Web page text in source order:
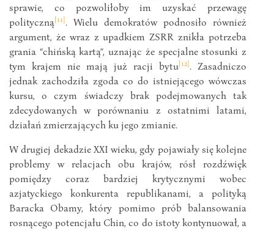
sprawie, co pozwoliłoby im uzyskać przewagę
polityczną[11]. Wielu demokratów podnosiło również
argument, że wraz z upadkiem ZSRR znikła potrzeba
grania “chińską kartą”, uznając że specjalne stosunki z
tym krajem nie mają już racji bytu[12]. Zasadniczo
jednak zachodziła zgoda co do istniejącego wówczas
kursu, o czym świadczy brak podejmowanych tak
zdecydowanych w porównaniu z ostatnimi latami,
działań zmierzających ku jego zmianie.
W drugiej dekadzie XXI wieku, gdy pojawiały się kolejne
problemy w relacjach obu krajów, rósł rozdźwięk
pomiędzy coraz bardziej krytycznymi wobec
azjatyckiego konkurenta republikanami, a polityką
Baracka Obamy, który pomimo prób balansowania
rosnącego potencjału Chin, co do istoty kontynuował, a